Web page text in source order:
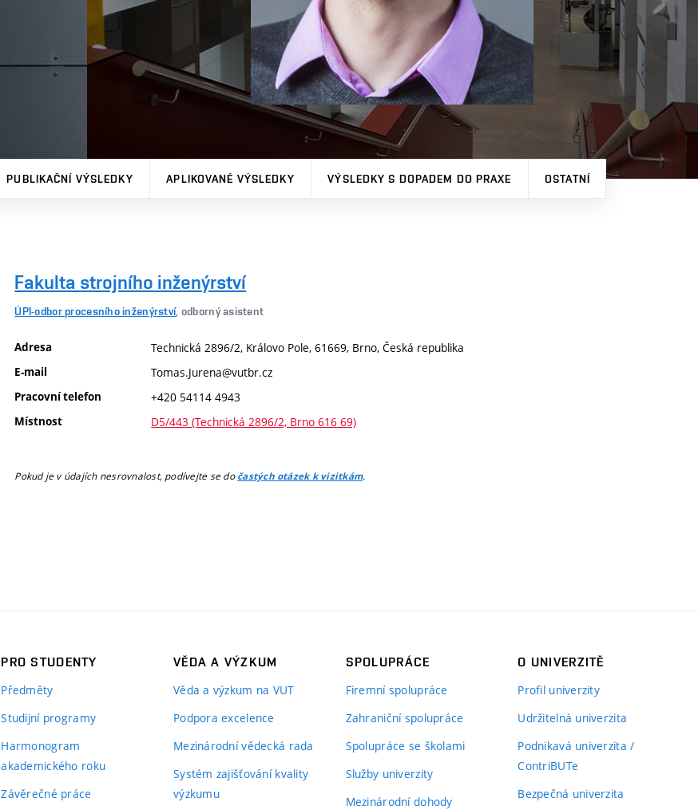
PUBLIKAČNÍ VÝSLEDKY APLIKOVANÉ VÝSLEDKY VÝSLEDKY S DOPADEM DO PRAXE OSTATNÍ
Fakulta strojního inženýrství
ÚPI-odbor procesního inženýrství, odborný asistent
Adresa Technická 2896/2, Královo Pole, 61669, Brno, Česká republika
E-mail Tomas.Jurena@vutbr.cz
Pracovní telefon +420 54114 4943
Místnost D5/443 (Technická 2896/2, Brno 616 69)
Pokud je v údajích nesrovnalost, podívejte se dočastých otázek k vizitkám.
PRO STUDENTY
Předměty
Studijní programy
Harmonogram
akademického roku
Závěrečné práce
VĚDA A VÝZKUM
Věda a výzkum na VUT
Podpora excelence
Mezinárodní vědecká rada
Systém zajišťování kvality
výzkumu
SPOLUPRÁCE
Firemní spolupráce
Zahraniční spolupráce
Spolupráce se školami
Služby univerzity
Mezinárodní dohody
O UNIVERZITĚ
Profil univerzity
Udržitelná univerzita
Podnikavá univerzita /
ContriBUTe
Bezpečná univerzita